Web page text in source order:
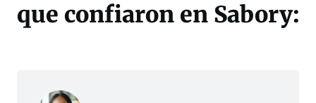
que confiaron en Sabory: